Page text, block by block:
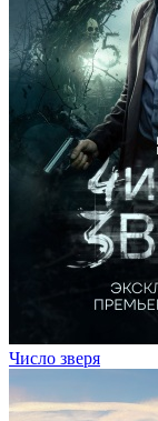
Число зверя